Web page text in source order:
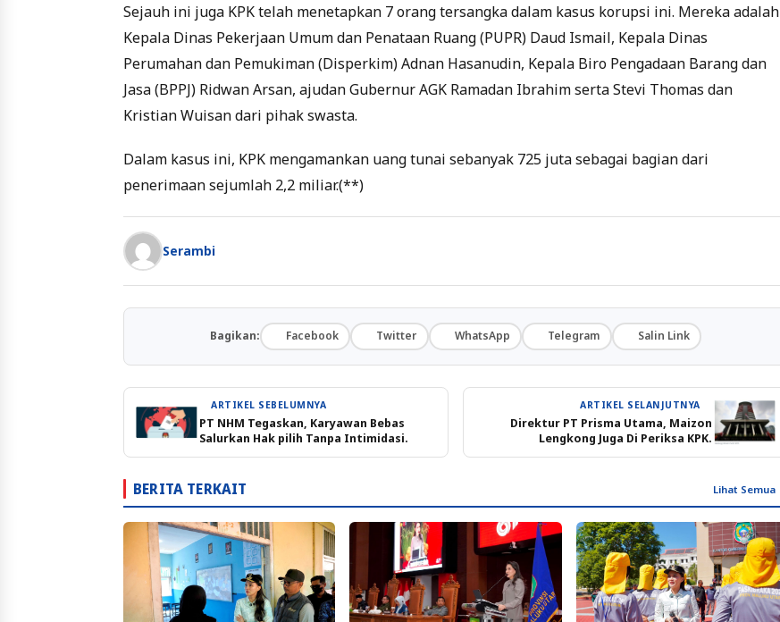
Sejauh ini juga KPK telah menetapkan 7 orang tersangka dalam kasus korupsi ini. Mereka adalah
Kepala Dinas Pekerjaan Umum dan Penataan Ruang (PUPR) Daud Ismail, Kepala Dinas
Perumahan dan Pemukiman (Disperkim) Adnan Hasanudin, Kepala Biro Pengadaan Barang dan
Jasa (BPPJ) Ridwan Arsan, ajudan Gubernur AGK Ramadan Ibrahim serta Stevi Thomas dan
Kristian Wuisan dari pihak swasta.
Dalam kasus ini, KPK mengamankan uang tunai sebanyak 725 juta sebagai bagian dari
penerimaan sejumlah 2,2 miliar.(**)
Serambi
Bagikan: Facebook Twitter WhatsApp Telegram Salin Link
ARTIKEL SEBELUMNYA
PT NHM Tegaskan, Karyawan Bebas
Salurkan Hak pilih Tanpa Intimidasi.
ARTIKEL SELANJUTNYA
Direktur PT Prisma Utama, Maizon
Lengkong Juga Di Periksa KPK.
BERITA TERKAIT Lihat Semua